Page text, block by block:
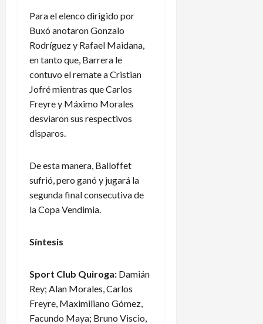
Para el elenco dirigido por
Buxó anotaron Gonzalo
Rodríguez y Rafael Maidana,
en tanto que, Barrera le
contuvo el remate a Cristian
Jofré mientras que Carlos
Freyre y Máximo Morales
desviaron sus respectivos
disparos.
De esta manera, Balloffet
sufrió, pero ganó y jugará la
segunda final consecutiva de
la Copa Vendimia.
Síntesis
Sport Club Quiroga: Damián
Rey; Alan Morales, Carlos
Freyre, Maximiliano Gómez,
Facundo Maya; Bruno Viscio,